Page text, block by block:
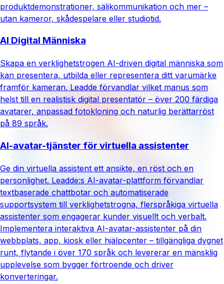
produktdemonstrationer, säljkommunikation och mer –
utan kameror, skådespelare eller studiotid.
AI Digital Människa
Skapa en verklighetstrogen AI-driven digital människa som
kan presentera, utbilda eller representera ditt varumärke
framför kameran. Leadde förvandlar vilket manus som
helst till en realistisk digital presentatör – över 200 färdiga
avatarer, anpassad fotokloning och naturlig berättarröst
på 89 språk.
AI-avatar-tjänster för virtuella assistenter
Ge din virtuella assistent ett ansikte, en röst och en
personlighet. Leadde:s AI-avatar-plattform förvandlar
textbaserade chattbotar och automatiserade
supportsystem till verklighetstrogna, flerspråkiga virtuella
assistenter som engagerar kunder visuellt och verbalt.
Implementera interaktiva AI-avatar-assistenter på din
webbplats, app, kiosk eller hjälpcenter – tillgängliga dygnet
runt, flytande i över 170 språk och levererar en mänsklig
upplevelse som bygger förtroende och driver
konverteringar.